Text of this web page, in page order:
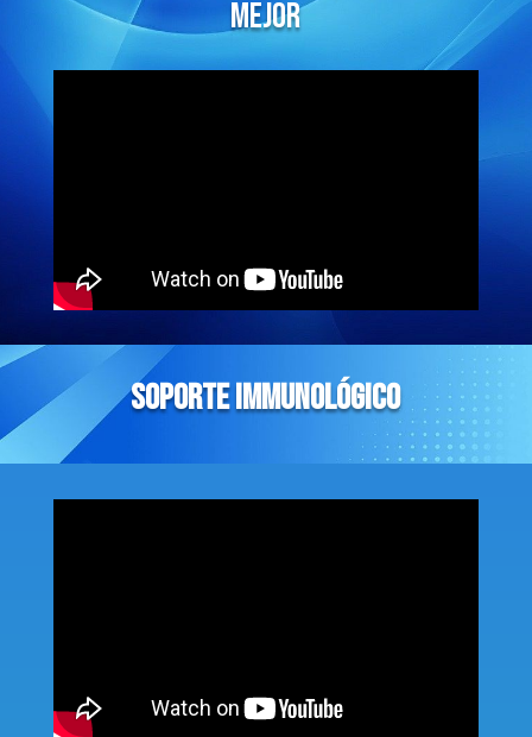
MEJOR
soporte immunológico